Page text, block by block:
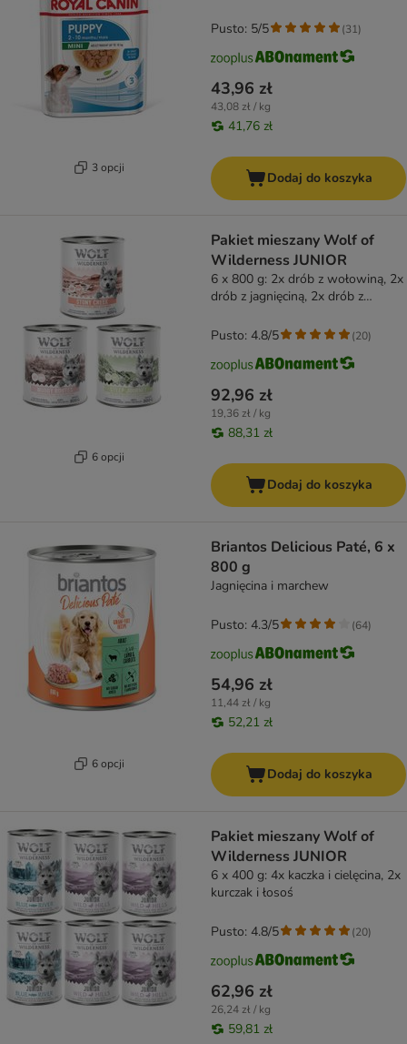
3 opcji
43,96 zł
43,08 zł / kg
41,76 zł
Pusto: 5/5 (31)
Dodaj do koszyka
6 opcji
Pakiet mieszany Wolf of
Wilderness JUNIOR
6 x 800 g: 2x drób z wołowiną, 2x
drób z jagnięciną, 2x drób z
92,96 zł
19,36 zł / kg
88,31 zł
Pusto: 4.8/5 (20)
Dodaj do koszyka
6 opcji
Briantos Delicious Paté, 6 x
800 g
Jagnięcina i marchew
54,96 zł
11,44 zł / kg
52,21 zł
Pusto: 4.3/5 (64)
Dodaj do koszyka
Pakiet mieszany Wolf of
Wilderness JUNIOR
6 x 400 g: 4x kaczka i cielęcina, 2x
kurczak i łosoś
62,96 zł
26,24 zł / kg
59,81 zł
Pusto: 4.8/5 (20)